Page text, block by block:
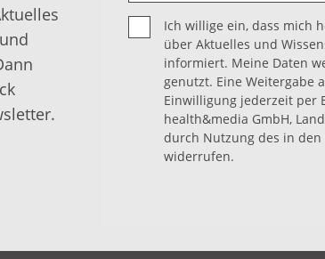
Ich willige ein, dass mich
über Aktuelles und
informiert. Meine Daten
genutzt. Eine Weitergabe
Einwilligung jederzeit per
health&media GmbH,
durch Nutzung des in
widerrufen.